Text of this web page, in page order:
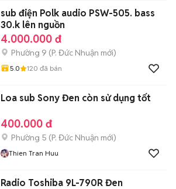
sub điện Polk audio PSW-505. bass
30.k lên nguồn
4.000.000 đ
Phường 9 (P. Đức Nhuận mới)
5.0 120 đã bán
Loa sub Sony Đen còn sử dụng tốt
400.000 đ
Phường 5 (P. Đức Nhuận mới)
Thien Tran Huu
Radio Toshiba 9L-790R Đen